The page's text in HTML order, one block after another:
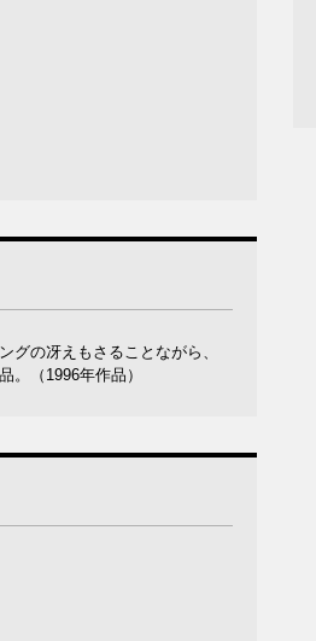
の冴えもさることながら、
。（1996年作品）